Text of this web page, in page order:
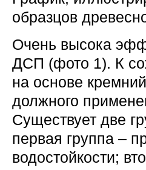
образцов
Очень высока
ДСП (фото 1). К
на основе
должного
Существует две
первая группа –
водостойкости;